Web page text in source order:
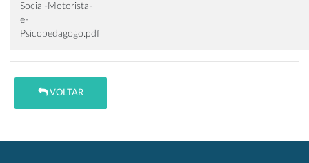
Social-Motorista-
e-
Psicopedagogo.pdf
VOLTAR